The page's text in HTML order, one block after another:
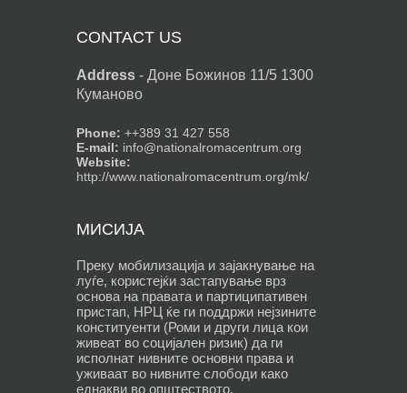
CONTACT US
Address - Доне Божинов 11/5 1300
Куманово
Phone: ++389 31 427 558
E-mail: info@nationalromacentrum.org
Website:
http://www.nationalromacentrum.org/mk/
МИСИЈА
Преку мобилизација и зајакнување на
луѓе, користејќи застапување врз
основа на правата и партиципативен
пристап, НРЦ ќе ги поддржи нејзините
конституенти (Роми и други лица кои
живеат во социјален ризик) да ги
исполнат нивните основни права и
уживаат во нивните слободи како
еднакви во општеството.